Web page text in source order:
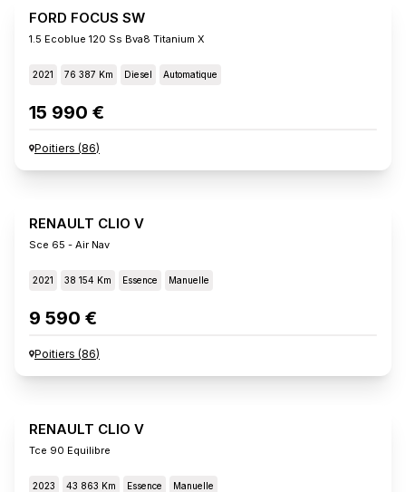
FORD FOCUS SW
1.5 Ecoblue 120 Ss Bva8 Titanium X
2021 76 387 Km Diesel Automatique
15 990 €
Poitiers (86)
RENAULT CLIO V
Sce 65 - Air Nav
2021 38 154 Km Essence Manuelle
9 590 €
Poitiers (86)
RENAULT CLIO V
Tce 90 Equilibre
2023 43 863 Km Essence Manuelle